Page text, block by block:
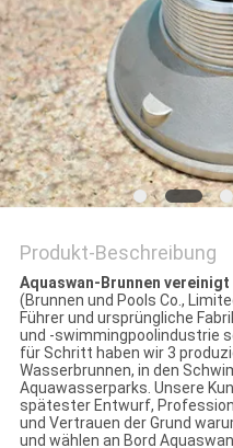
SITEMAP
PRIVACY
POLICY
Produkt-Beschreibung
Aquaswan-Brunnen
(Brunnen und Pools Co.,
Führer und ursprüngliche
und -swimmingpoolindustrie
für Schritt haben wir 3
Wasserbrunnen, in den
Aquawasserparks. Unsere
spätester Entwurf,
und Vertrauen der Grund
und wählen an Bord